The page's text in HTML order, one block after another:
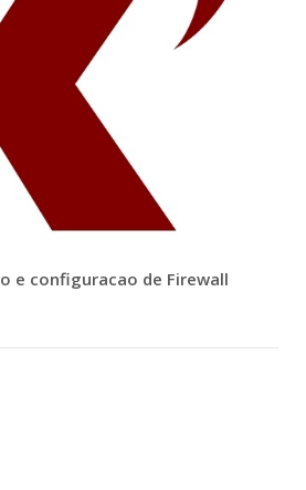
e configuracao de Firewall